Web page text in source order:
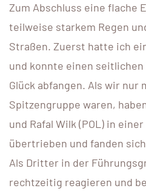
Zum Abschluss eine flache
teilweise starkem Regen
Straßen. Zuerst hatte ich
und konnte einen
Glück abfangen. Als wir nur
Spitzengruppe waren,
und Rafal Wilk (POL) in
übertrieben und fanden
Als Dritter in der
rechtzeitig reagieren und